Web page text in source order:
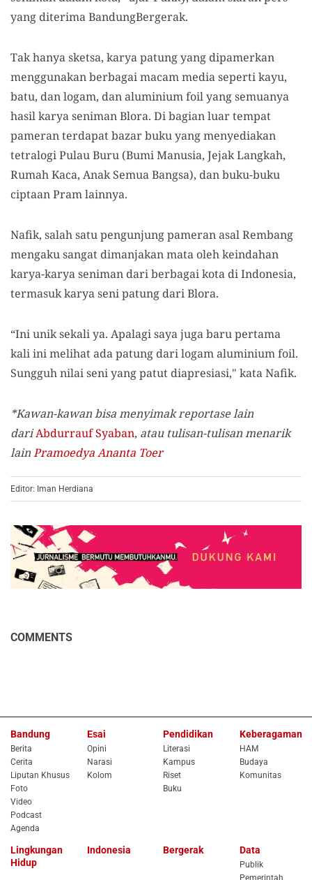
yang diterima BandungBergerak.
Tak hanya sketsa, karya patung yang dipamerkan
menggunakan berbagai macam media seperti kayu,
batu, dan logam, dan aluminium foil yang semuanya
hasil karya seniman Blora. Di bagian luar tempat
pameran terdapat bazar buku yang menyediakan
tetralogi Pulau Buru (Bumi Manusia, Jejak Langkah,
Rumah Kaca, Anak Semua Bangsa), dan buku-buku
ciptaan Pram lainnya.
Nafik, salah satu pengunjung pameran asal Rembang
mengaku sangat dimanjakan mata oleh keindahan
karya-karya seniman dari berbagai kota di Indonesia,
termasuk karya seni patung dari Blora.
“Ini unik sekali ya. Apalagi saya juga baru pertama
kali ini melihat ada patung dari logam aluminium foil.
Sungguh nilai seni yang patut diapresiasi," kata Nafik.
*Kawan-kawan bisa menyimak reportase lain
dariAbdurrauf Syaban, atau tulisan-tulisan menarik
lainPramoedya Ananta Toer
Editor: Iman Herdiana
COMMENTS
Bandung
Berita
Cerita
Liputan Khusus
Foto
Video
Podcast
Agenda
Esai
Opini
Narasi
Kolom
Pendidikan
Literasi
Kampus
Riset
Buku
Keberagaman
HAM
Budaya
Komunitas
Lingkungan
Hidup
Indonesia Bergerak Data
Publik
Pemerintah